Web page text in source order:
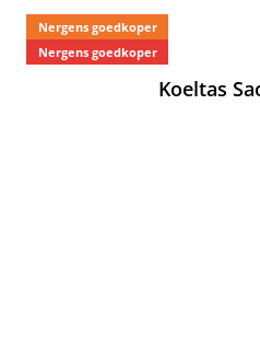
Nergens goedkoper
Nergens goedkoper
Koeltas